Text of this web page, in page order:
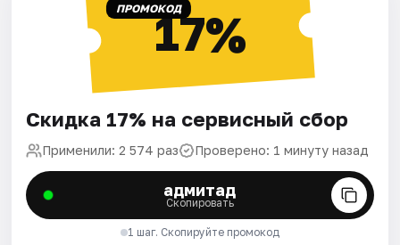
ПРОМОКОД17%
Скидка 17% на сервисный сбор
Применили: 2 574 раз Проверено: 1 минуту назад
адмитад
Скопировать
1 шаг. Скопируйте промокод